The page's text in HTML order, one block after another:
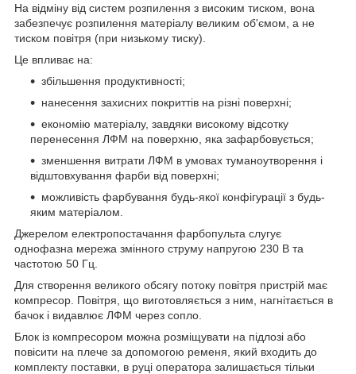
На відміну від систем розпилення з високим тиском, вона
забезпечує розпилення матеріалу великим об'ємом, а не
тиском повітря (при низькому тиску).
Це впливає на:
збільшення продуктивності;
нанесення захисних покриттів на різні поверхні;
економію матеріалу, завдяки високому відсотку
перенесення ЛФМ на поверхню, яка зафарбовується;
зменшення витрати ЛФМ в умовах туманоутворення і
відштовхування фарби від поверхні;
можливість фарбування будь-якої конфігурації з будь-
яким матеріалом.
Джерелом електропостачання фарбопульта слугує
однофазна мережа змінного струму напругою 230 В та
частотою 50 Гц.
Для створення великого обсягу потоку повітря пристрій має
компресор. Повітря, що виготовляється з ним, нагнітається в
бачок і видавлює ЛФМ через сопло.
Блок із компресором можна розміщувати на підлозі або
повісити на плече за допомогою ременя, який входить до
комплекту поставки, в руці оператора залишається тільки